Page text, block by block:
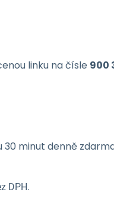
linku na čísle 900
30 minut denně
DPH.